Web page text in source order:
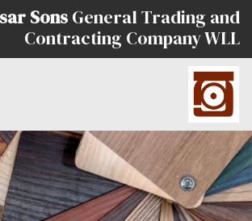
Sons General Trading and
Contracting Company WLL